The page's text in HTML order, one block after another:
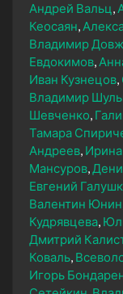
Андрей Вальц
Кеосаян
Владимир
Евдокимов
Иван Кузнецов
Владимир
Шевченко
Тамара
Андреев
Мансуров
Евгений
Валентин Юнин
Кудрявцева
Дмитрий
Коваль
Игорь